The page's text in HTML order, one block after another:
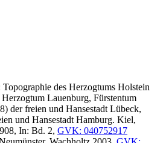
des Herzogtums Holstein
Lauenburg, Fürstentum
der freien und Hansestadt Lübeck,
und Hansestadt Hamburg. Kiel,
In: Bd. 2, GVK: 040752917